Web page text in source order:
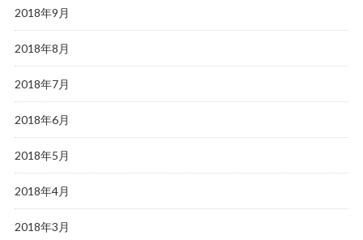
2018年9月
2018年8月
2018年7月
2018年6月
2018年5月
2018年4月
2018年3月